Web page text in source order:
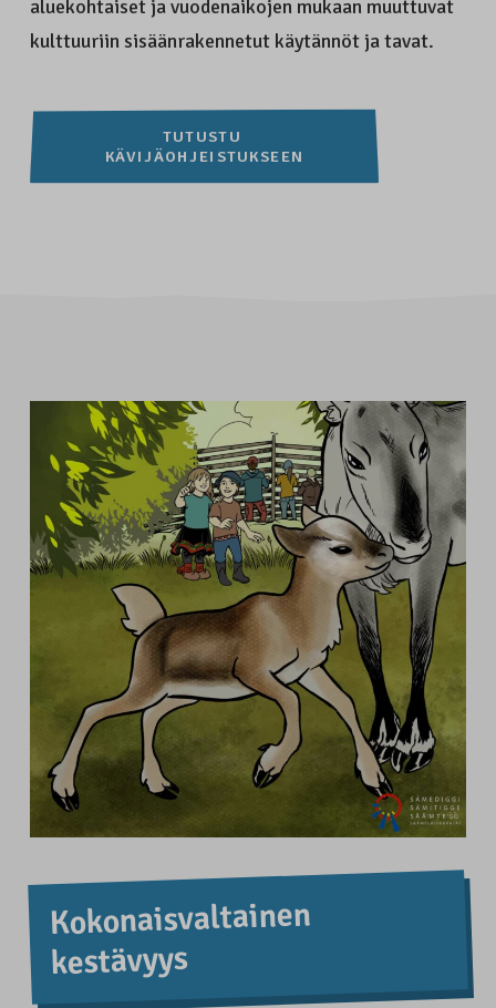
aluekohtaiset ja vuodenaikojen mukaan muuttuvat
kulttuuriin sisäänrakennetut käytännöt ja tavat.
TUTUSTU
KÄVIJÄOHJEISTUKSEEN
Kokonais­valtainen
kestävyys